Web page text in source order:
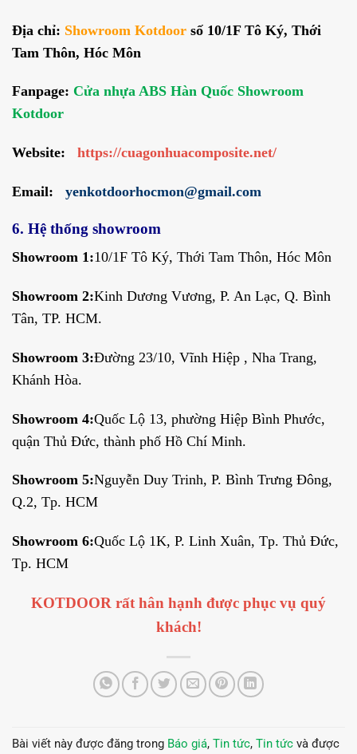
Địa chỉ: Showroom Kotdoor số 10/1F Tô Ký, Thới
Tam Thôn, Hóc Môn
Fanpage: Cửa nhựa ABS Hàn Quốc Showroom
Kotdoor
Website: https://cuagonhuacomposite.net/
Email: yenkotdoorhocmon@gmail.com
6. Hệ thống showroom
Showroom 1:10/1F Tô Ký, Thới Tam Thôn, Hóc Môn
Showroom 2:Kinh Dương Vương, P. An Lạc, Q. Bình
Tân, TP. HCM.
Showroom 3:Đường 23/10, Vĩnh Hiệp , Nha Trang,
Khánh Hòa.
Showroom 4:Quốc Lộ 13, phường Hiệp Bình Phước,
quận Thủ Đức, thành phố Hồ Chí Minh.
Showroom 5:Nguyễn Duy Trinh, P. Bình Trưng Đông,
Q.2, Tp. HCM
Showroom 6:Quốc Lộ 1K, P. Linh Xuân, Tp. Thủ Đức,
Tp. HCM
KOTDOOR rất hân hạnh được phục vụ quý
khách!
Bài viết này được đăng trong Báo giá, Tin tức, Tin tức và được